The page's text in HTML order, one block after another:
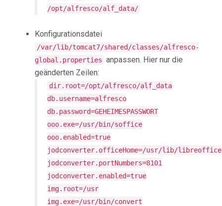
/opt/alfresco/alf_data/
Konfigurationsdatei
/var/lib/tomcat7/shared/classes/alfresco-
global.properties anpassen. Hier nur die
geänderten Zeilen:
dir.root=/opt/alfresco/alf_data
db.username=alfresco
db.password=GEHEIMESPASSWORT
ooo.exe=/usr/bin/soffice
ooo.enabled=true
jodconverter.officeHome=/usr/lib/
jodconverter.portNumbers=8101
jodconverter.enabled=true
img.root=/usr
img.exe=/usr/bin/convert